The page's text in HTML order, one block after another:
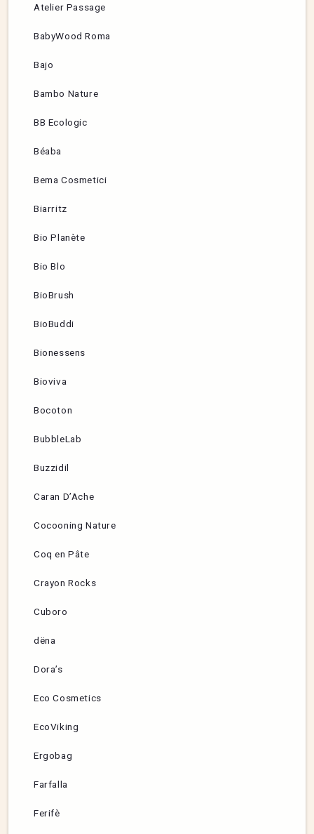
Atelier Passage
BabyWood Roma
Bajo
Bambo Nature
BB Ecologic
Béaba
Bema Cosmetici
Biarritz
Bio Planète
Bio Blo
BioBrush
BioBuddi
Bionessens
Bioviva
Bocoton
BubbleLab
Buzzidil
Caran D’Ache
Cocooning Nature
Coq en Pâte
Crayon Rocks
Cuboro
dëna
Dora’s
Eco Cosmetics
EcoViking
Ergobag
Farfalla
Ferifè